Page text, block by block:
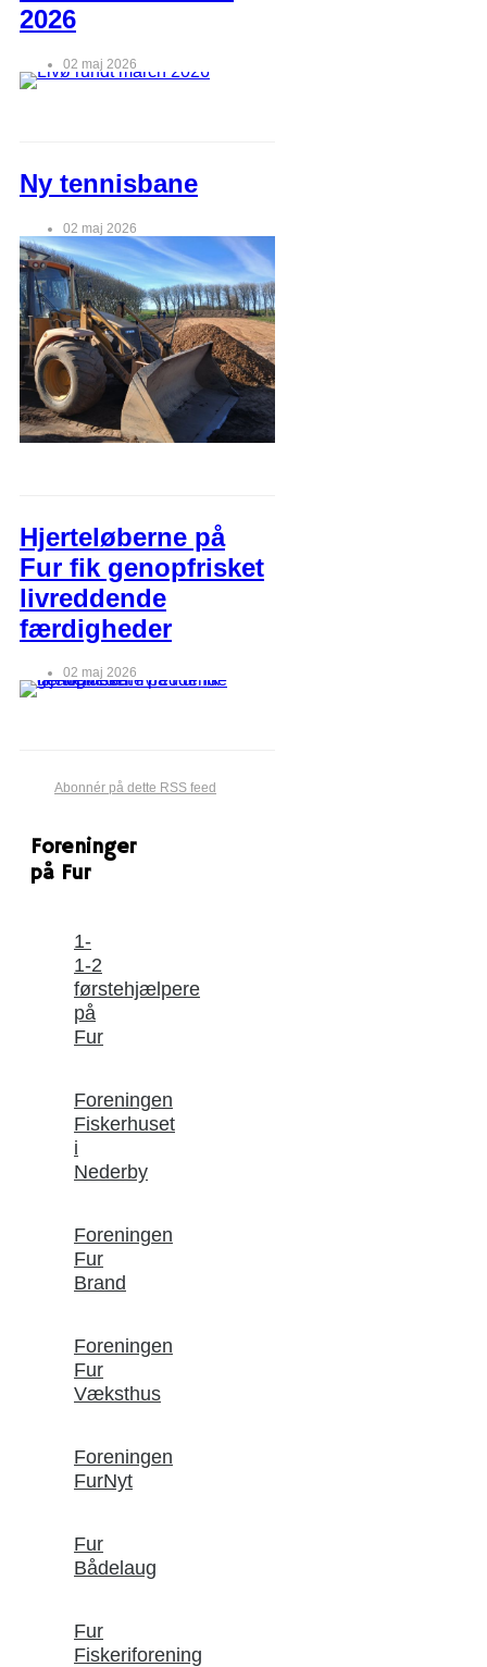
2026
02 maj 2026
Ny tennisbane
02 maj 2026
Hjerteløberne på
Fur fik genopfrisket
livreddende
færdigheder
02 maj 2026
Abonnér på dette RSS feed
Foreninger
på Fur
1-
1-2
førstehjælpere
på
Fur
Foreningen
Fiskerhuset
i
Nederby
Foreningen
Fur
Brand
Foreningen
Fur
Væksthus
Foreningen
FurNyt
Fur
Bådelaug
Fur
Fiskeriforening